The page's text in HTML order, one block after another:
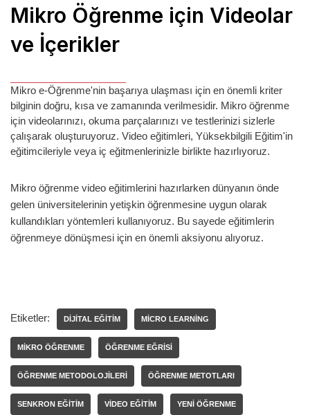
Mikro Öğrenme için Videolar
ve İçerikler
Mikro e-Öğrenme'nin başarıya ulaşması için en önemli kriter
bilginin doğru, kısa ve zamanında verilmesidir. Mikro öğrenme
için videolarınızı, okuma parçalarınızı ve testlerinizi sizlerle
çalışarak oluşturuyoruz. Video eğitimleri, Yüksekbilgili Eğitim'in
eğitimcileriyle veya iç eğitmenlerinizle birlikte hazırlıyoruz.
Mikro öğrenme video eğitimlerini hazırlarken dünyanın önde
gelen üniversitelerinin yetişkin öğrenmesine uygun olarak
kullandıkları yöntemleri kullanıyoruz. Bu sayede eğitimlerin
öğrenmeye dönüşmesi için en önemli aksiyonu alıyoruz.
Etiketler: DIJITAL EĞITIM MICRO LEARNING
MIKRO ÖĞRENME ÖĞRENME EĞRISI
ÖĞRENME METODOLOJILERI ÖĞRENME METOTLARI
SENKRON EĞITIM VIDEO EĞITIM YENI ÖĞRENME